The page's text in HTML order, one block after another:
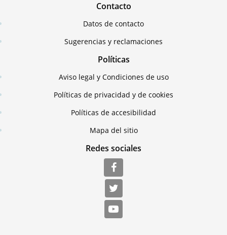
Contacto
Datos de contacto
Sugerencias y reclamaciones
Políticas
Aviso legal y Condiciones de uso
Políticas de privacidad y de cookies
Políticas de accesibilidad
Mapa del sitio
Redes sociales